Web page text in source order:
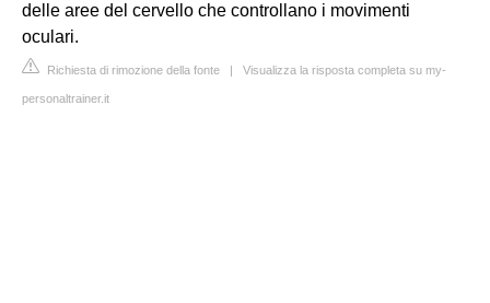
delle aree del cervello che controllano i movimenti
oculari.
Richiesta di rimozione della fonte | Visualizza la risposta completa su my-
personaltrainer.it